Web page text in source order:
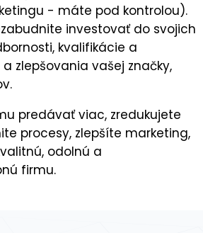
- máte pod kontrolou).
investovať do svojich
kvalifikácie a
zlepšovania vašej značky,
predávať viac, zredukujete
procesy, zlepšíte marketing,
odolnú a
firmu.